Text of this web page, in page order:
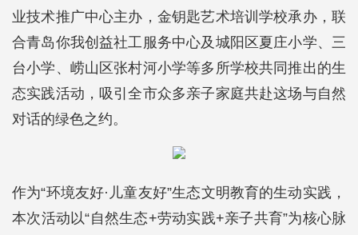
业技术推广中心主办，金钥匙艺术培训学校承办，联
合青岛你我创益社工服务中心及城阳区夏庄小学、三
台小学、崂山区张村河小学等多所学校共同推出的生
态实践活动，吸引全市众多亲子家庭共赴这场与自然
对话的绿色之约。
作为“环境友好·儿童友好”生态文明教育的生动实践，
本次活动以“自然生态+劳动实践+亲子共育”为核心脉